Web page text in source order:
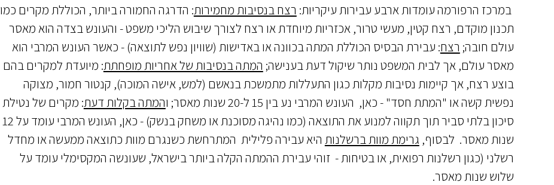
במרכז הרפורמה עומדות ארבע עבירות עיקריות: רצח בנסיבות מחמירות: הדרגה החמורה ביותר, הכוללת מקרים כמו
תכנון מוקדם, רצח קטין, מעשי טרור, אכזריות מיוחדת או רצח לצורך שיבוש הליכי משפט - והעונש בצדה הוא מאסר
עולם חובה; רצח: עבירת הבסיס הכוללת המתה בכוונה או באדישות (שוויון נפש לתוצאה) - כאשר העונש המרבי הוא
מאסר עולם, אך לבית המשפט נותר שיקול דעת בענישה; המתה בנסיבות של אחריות מופחתת: מיועדת למקרים בהם
בוצע רצח, אך קיימות נסיבות מקלות כגון התעללות מתמשכת בנאשם (למש, אישה המוכה), קנטור חמור, מצוקה
נפשית קשה או "המתת חסד" - כאן, העונש המרבי נע בין 15 ל-20 שנות מאסר; ו
המתה בקלות דעת: מקרים של נטילת
סיכון בלתי סביר תוך תקווה למנוע את התוצאה (כמו נהיגה מסוכנת או משחק בנשק) - כאן, העונש המרבי עומד על 12
שנות מאסר. לבסוף, גרימת מוות ברשלנות היא עבירה פלילית המתרחשת כשנגרם מוות כתוצאה ממעשה או מחדל
רשלני (כגון רשלנות רפואית, או בטיחות - זוהי עבירת ההמתה הקלה ביותר בישראל, שעונשה המקסימלי עומד על
שלוש שנות מאסר.